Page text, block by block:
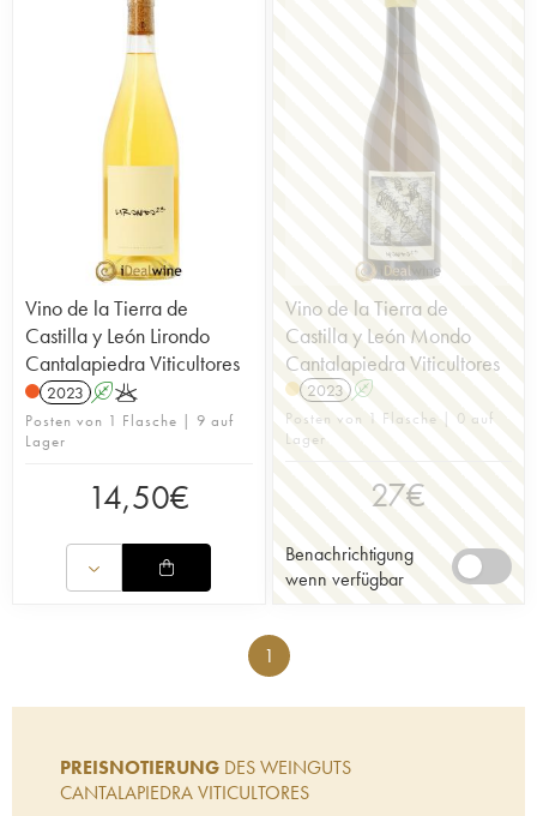
Vino de la Tierra de
Castilla y León Lirondo
Cantalapiedra Viticultores
2023 AK
Posten von 1 Flasche | 9 auf
Lager
14,50€
Vino de la Tierra de
Castilla y León Mondo
Cantalapiedra Viticultores
2023 A
Posten von 1 Flasche | 0 auf
Lager
27€
Benachrichtigung
wenn verfügbar
1
PREISNOTIERUNG DES WEINGUTS
CANTALAPIEDRA VITICULTORES